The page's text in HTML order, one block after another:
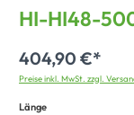
HI-HI48-
404,90 €*
Preise inkl. MwSt. zzgl.
Länge